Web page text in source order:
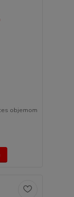
objemom